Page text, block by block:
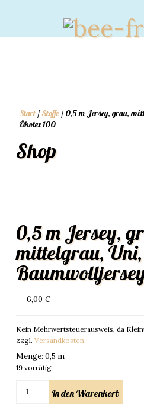
Start / Stoffe / 0,5 m Jersey, grau,
Ökotex 100
Shop
0,5 m Jersey,
mittelgrau, Uni,
6,00 €
Kein Mehrwertsteuerausweis, da
zzgl. Versandkosten
Menge: 0,5 m
19 vorrätig
In den Warenkorb